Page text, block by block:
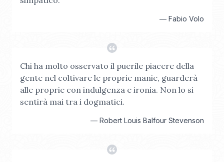
— Fabio Volo
Chi ha molto osservato il puerile piacere della
gente nel coltivare le proprie manie, guarderà
alle proprie con indulgenza e ironia. Non lo si
sentirà mai tra i dogmatici.
— Robert Louis Balfour Stevenson